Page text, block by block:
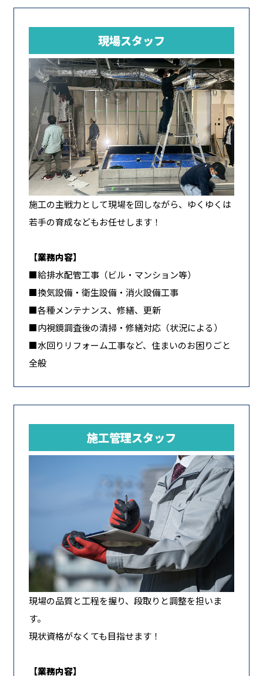
現場スタッフ
施工の主戦力として現場を回しながら、ゆくゆくは
若手の育成などもお任せします！
【業務内容】
■給排水配管工事（ビル・マンション等）
■換気設備・衛生設備・消火設備工事
■各種メンテナンス、修繕、更新
■内視鏡調査後の清掃・修繕対応（状況による）
■水回りリフォーム工事など、住まいのお困りごと
全般
施工管理スタッフ
現場の品質と工程を握り、段取りと調整を担いま
す。
現状資格がなくても目指せます！
【業務内容】